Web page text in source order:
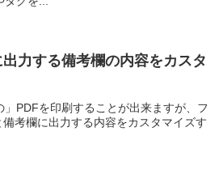
力する備考欄の内容をカスタ
PDFを印刷することが出来ますが、フ
考欄に出力する内容をカスタマイズす